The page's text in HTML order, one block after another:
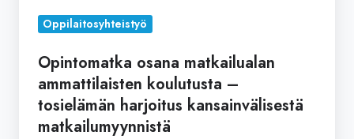
Oppilaitosyhteistyö
Opintomatka osana matkailualan
ammattilaisten koulutusta –
tosielämän harjoitus kansainvälisestä
matkailumyynnistä